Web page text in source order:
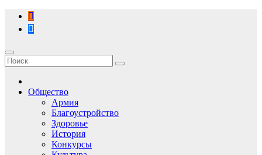
Перейти
содержимому
Общество
Армия
Благоустройство
Здоровье
История
Конкурсы